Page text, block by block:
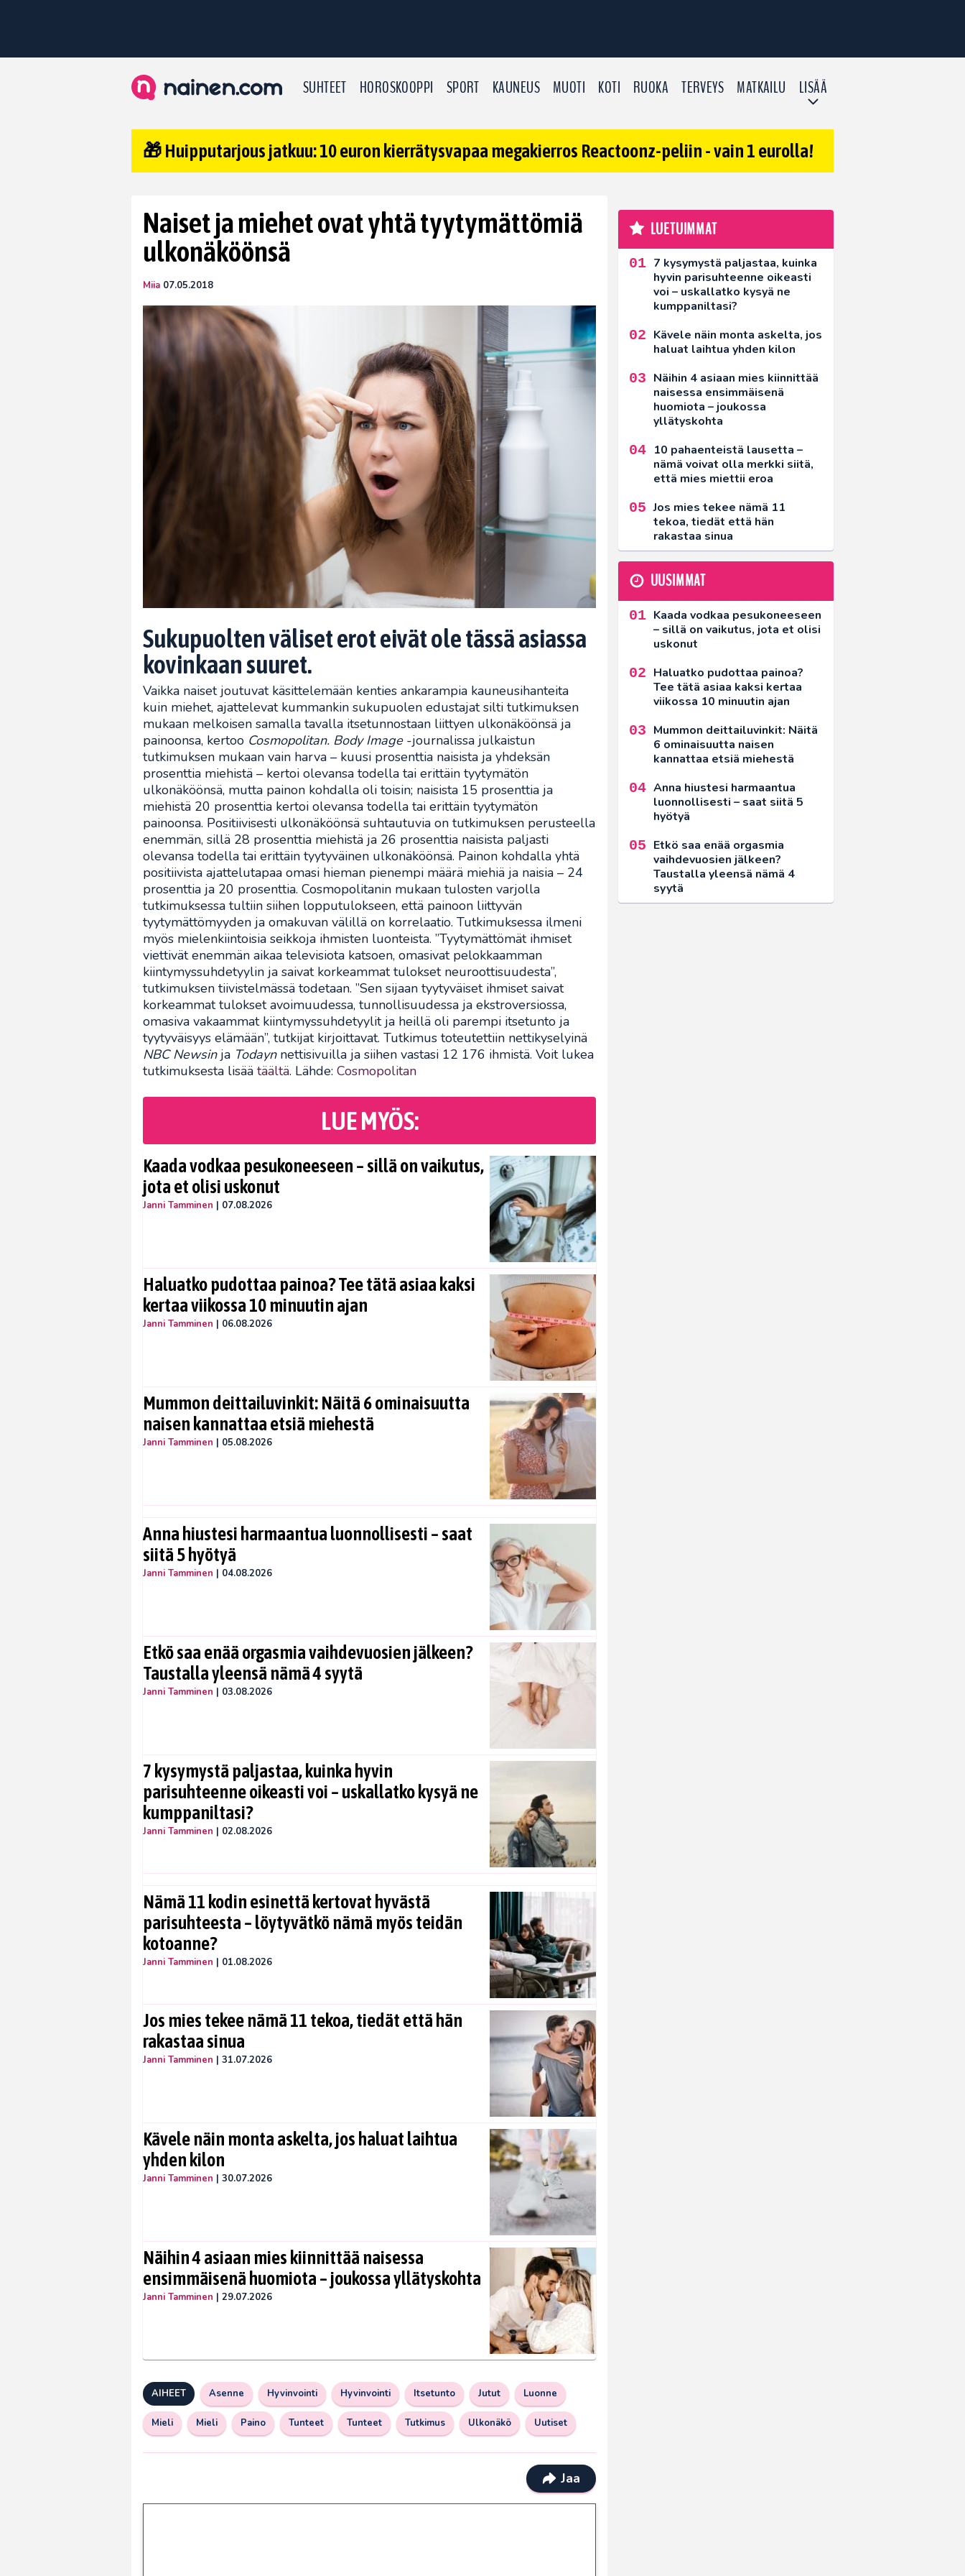
SUHTEET HOROSKOOPPI SPORT KAUNEUS MUOTI KOTI RUOKA TERVEYS MATKAILU LISÄÄ
🎁 Huipputarjous jatkuu: 10 euron kierrätysvapaa megakierros Reactoonz-peliin - vain 1 eurolla!
Naiset ja miehet ovat yhtä tyytymättömiä
ulkonäköönsä
Miia 07.05.2018
Sukupuolten väliset erot eivät ole tässä asiassa
kovinkaan suuret.
Vaikka naiset joutuvat käsittelemään kenties ankarampia kauneusihanteita
kuin miehet, ajattelevat kummankin sukupuolen edustajat silti tutkimuksen
mukaan melkoisen samalla tavalla itsetunnostaan liittyen ulkonäköönsä ja
painoonsa, kertoo Cosmopolitan. Body Image-journalissa julkaistun
tutkimuksen mukaan vain harva – kuusi prosenttia naisista ja yhdeksän
prosenttia miehistä – kertoi olevansa todella tai erittäin tyytymätön
ulkonäköönsä, mutta painon kohdalla oli toisin; naisista 15 prosenttia ja
miehistä 20 prosenttia kertoi olevansa todella tai erittäin tyytymätön
painoonsa. Positiivisesti ulkonäköönsä suhtautuvia on tutkimuksen perusteella
enemmän, sillä 28 prosenttia miehistä ja 26 prosenttia naisista paljasti
olevansa todella tai erittäin tyytyväinen ulkonäköönsä. Painon kohdalla yhtä
positiivista ajattelutapaa omasi hieman pienempi määrä miehiä ja naisia – 24
prosenttia ja 20 prosenttia. Cosmopolitanin mukaan tulosten varjolla
tutkimuksessa tultiin siihen lopputulokseen, että painoon liittyvän
tyytymättömyyden ja omakuvan välillä on korrelaatio. Tutkimuksessa ilmeni
myös mielenkiintoisia seikkoja ihmisten luonteista. ”Tyytymättömät ihmiset
viettivät enemmän aikaa televisiota katsoen, omasivat pelokkaamman
kiintymyssuhdetyylin ja saivat korkeammat tulokset neuroottisuudesta”,
tutkimuksen tiivistelmässä todetaan. ”Sen sijaan tyytyväiset ihmiset saivat
korkeammat tulokset avoimuudessa, tunnollisuudessa ja ekstroversiossa,
omasiva vakaammat kiintymyssuhdetyylit ja heillä oli parempi itsetunto ja
tyytyväisyys elämään”, tutkijat kirjoittavat. Tutkimus toteutettiin nettikyselyinä
NBC Newsin ja Todaynnettisivuilla ja siihen vastasi 12 176 ihmistä. Voit lukea
tutkimuksesta lisää täältä. Lähde: Cosmopolitan
LUE MYÖS:
Kaada vodkaa pesukoneeseen – sillä on vaikutus,
jota et olisi uskonut
Janni Tamminen | 07.08.2026
Haluatko pudottaa painoa? Tee tätä asiaa kaksi
kertaa viikossa 10 minuutin ajan
Janni Tamminen | 06.08.2026
Mummon deittailuvinkit: Näitä 6 ominaisuutta
naisen kannattaa etsiä miehestä
Janni Tamminen | 05.08.2026
Anna hiustesi harmaantua luonnollisesti – saat
siitä 5 hyötyä
Janni Tamminen | 04.08.2026
Etkö saa enää orgasmia vaihdevuosien jälkeen?
Taustalla yleensä nämä 4 syytä
Janni Tamminen | 03.08.2026
7 kysymystä paljastaa, kuinka hyvin
parisuhteenne oikeasti voi – uskallatko kysyä ne
kumppaniltasi?
Janni Tamminen | 02.08.2026
Nämä 11 kodin esinettä kertovat hyvästä
parisuhteesta – löytyvätkö nämä myös teidän
kotoanne?
Janni Tamminen | 01.08.2026
Jos mies tekee nämä 11 tekoa, tiedät että hän
rakastaa sinua
Janni Tamminen | 31.07.2026
Kävele näin monta askelta, jos haluat laihtua
yhden kilon
Janni Tamminen | 30.07.2026
Näihin 4 asiaan mies kiinnittää naisessa
ensimmäisenä huomiota – joukossa yllätyskohta
Janni Tamminen | 29.07.2026
AIHEET Asenne Hyvinvointi Hyvinvointi Itsetunto Jutut Luonne
Mieli Mieli Paino Tunteet Tunteet Tutkimus Ulkonäkö Uutiset
Jaa
LUETUIMMAT
7 kysymystä paljastaa, kuinka
hyvin parisuhteenne oikeasti
voi – uskallatko kysyä ne
kumppaniltasi?
Kävele näin monta askelta, jos
haluat laihtua yhden kilon
Näihin 4 asiaan mies kiinnittää
naisessa ensimmäisenä
huomiota – joukossa
yllätyskohta
10 pahaenteistä lausetta –
nämä voivat olla merkki siitä,
että mies miettii eroa
Jos mies tekee nämä 11
tekoa, tiedät että hän
rakastaa sinua
UUSIMMAT
Kaada vodkaa pesukoneeseen
– sillä on vaikutus, jota et olisi
uskonut
Haluatko pudottaa painoa?
Tee tätä asiaa kaksi kertaa
viikossa 10 minuutin ajan
Mummon deittailuvinkit: Näitä
6 ominaisuutta naisen
kannattaa etsiä miehestä
Anna hiustesi harmaantua
luonnollisesti – saat siitä 5
hyötyä
Etkö saa enää orgasmia
vaihdevuosien jälkeen?
Taustalla yleensä nämä 4
syytä